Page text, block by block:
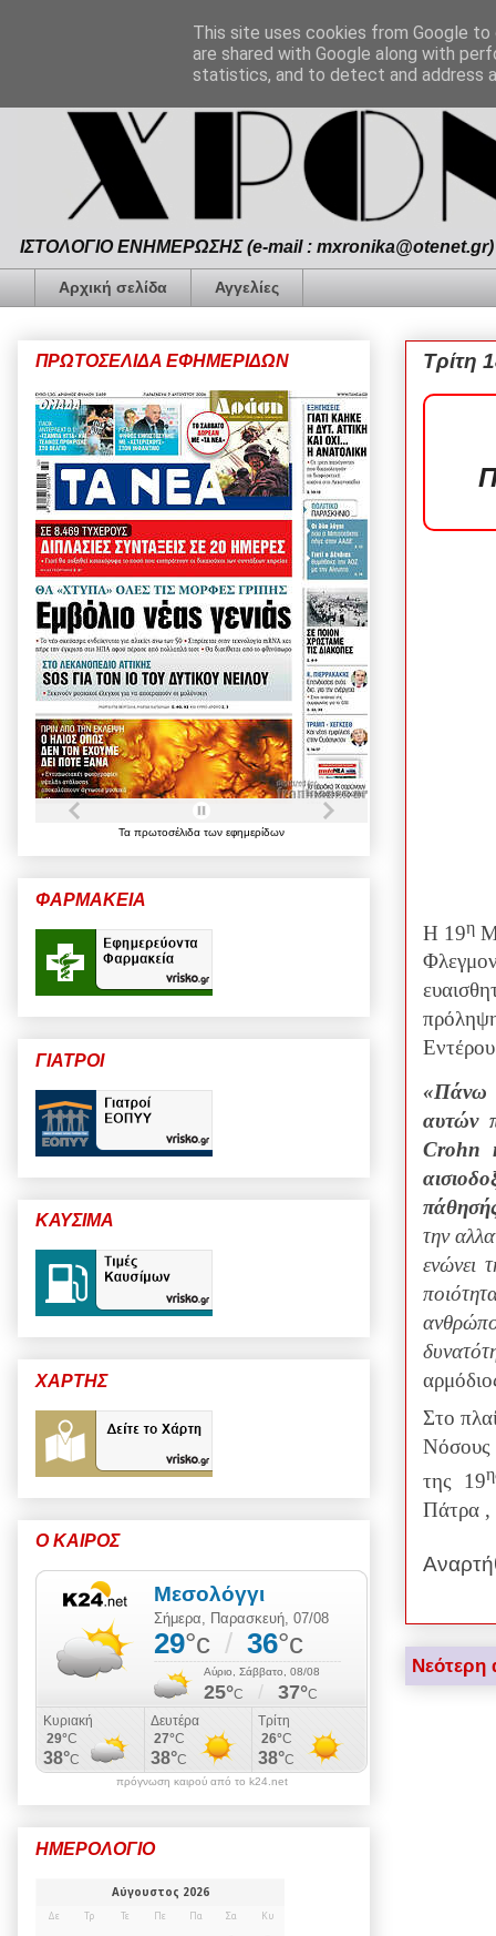
ΙΣΤΟΛΟΓΙΟ ΕΝΗΜΕΡΩΣΗΣ (e-mail :
Αρχική σελίδα Αγγελίες
Τρίτη
Η 19η
«Πάνω
αυτών
Crohn
την
ενώνει
Στο
Νόσους
της 19
Πάτρα ,
Νεότερη
ΠΡΩΤΟΣΕΛΙΔΑ ΕΦΗΜΕΡΙΔΩΝ
Τα πρωτοσέλιδα των εφημερίδων
ΦΑΡΜΑΚΕΙΑ
ΓΙΑΤΡΟΙ
ΚΑΥΣΙΜΑ
ΧΑΡΤΗΣ
Ο ΚΑΙΡΟΣ
πρόγνωση καιρού από το k24.net
ΗΜΕΡΟΛΟΓΙΟ
This site uses cookies from Google
are shared with Google along with
statistics, and to detect and address